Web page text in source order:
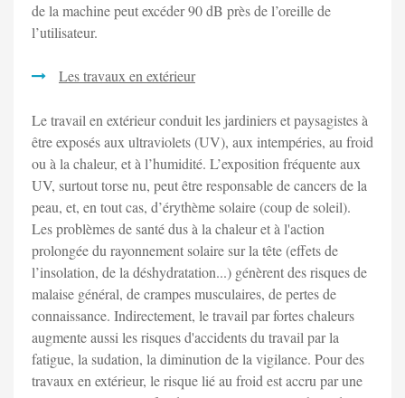
de la machine peut excéder 90 dB près de l’oreille de
l’utilisateur.
Les travaux en extérieur
Le travail en extérieur conduit les jardiniers et paysagistes à
être exposés aux ultraviolets (UV), aux intempéries, au froid
ou à la chaleur, et à l’humidité. L’exposition fréquente aux
UV, surtout torse nu, peut être responsable de cancers de la
peau, et, en tout cas, d’érythème solaire (coup de soleil).
Les problèmes de santé dus à la chaleur et à l'action
prolongée du rayonnement solaire sur la tête (effets de
l’insolation, de la déshydratation...) génèrent des risques de
malaise général, de crampes musculaires, de pertes de
connaissance. Indirectement, le travail par fortes chaleurs
augmente aussi les risques d'accidents du travail par la
fatigue, la sudation, la diminution de la vigilance. Pour des
travaux en extérieur, le risque lié au froid est accru par une